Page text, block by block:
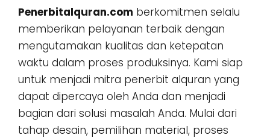
Penerbitalquran.com berkomitmen selalu
memberikan pelayanan terbaik dengan
mengutamakan kualitas dan ketepatan
waktu dalam proses produksinya. Kami siap
untuk menjadi mitra penerbit alquran yang
dapat dipercaya oleh Anda dan menjadi
bagian dari solusi masalah Anda. Mulai dari
tahap desain, pemilihan material, proses